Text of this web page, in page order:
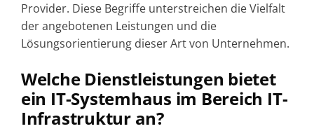
Provider. Diese Begriffe unterstreichen die Vielfalt
der angebotenen Leistungen und die
Lösungsorientierung dieser Art von Unternehmen.
Welche Dienstleistungen bietet
ein IT-Systemhaus im Bereich IT-
Infrastruktur an?